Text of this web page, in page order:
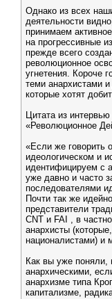
Однако из всех
деятельности
принимаем
на прогрессивные
прежде всего
революционное
угнетения. Короче
теми анархистами
которые хотят
Цитата из
«Революционное
«Если же говорить
идеологическом и
идентифицируем с
уже давно и часто
последователями
Почти так же
представители
CNT и FAI , в
анархисты
националистами) и
Как вы уже поняли,
анархическими,
анархизме типа
капитализме,